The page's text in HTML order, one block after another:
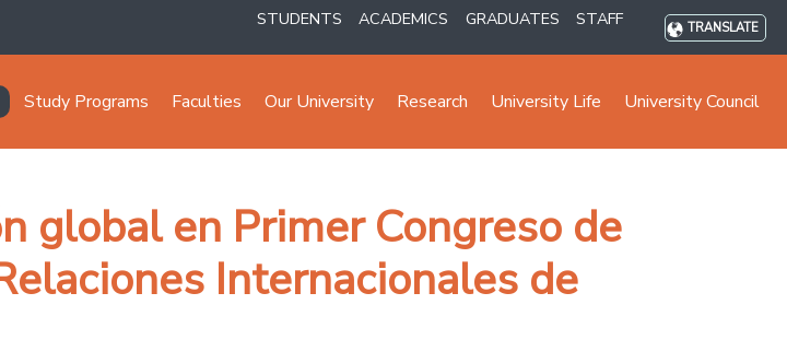
STUDENTS ACADEMICS GRADUATES STAFF TRANSLATE
principal
Study Programs Faculties Our University Research University Life University Council
global en Primer Congreso de
Internacionales de